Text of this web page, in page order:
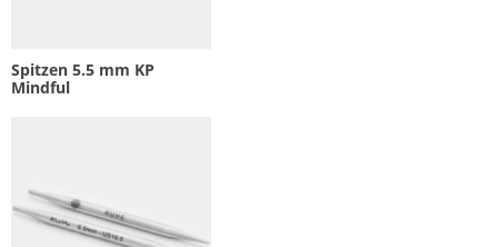
Spitzen 5.5 mm KP
Mindful